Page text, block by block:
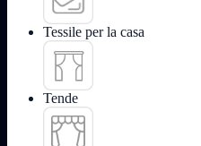
Tessile per la casa
Tende